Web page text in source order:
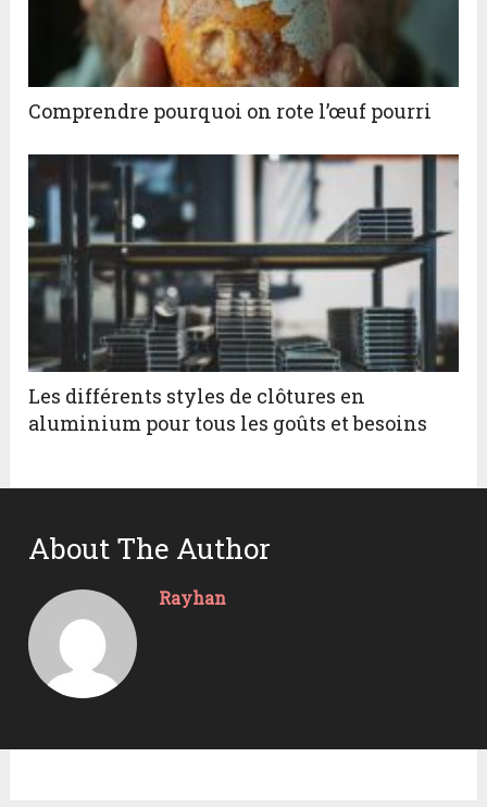
Comprendre pourquoi on rote l’œuf pourri
Les différents styles de clôtures en
aluminium pour tous les goûts et besoins
About The Author
Rayhan